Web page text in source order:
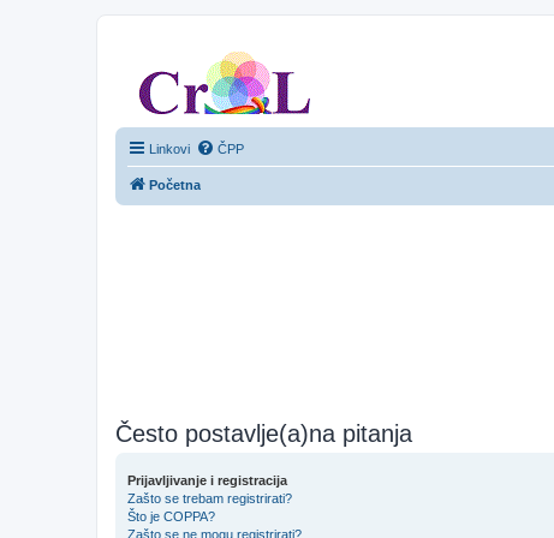
Linkovi ČPP
Početna
Često postavlje(a)na pitanja
Prijavljivanje i registracija
Zašto se trebam registrirati?
Što je COPPA?
Zašto se ne mogu registrirati?